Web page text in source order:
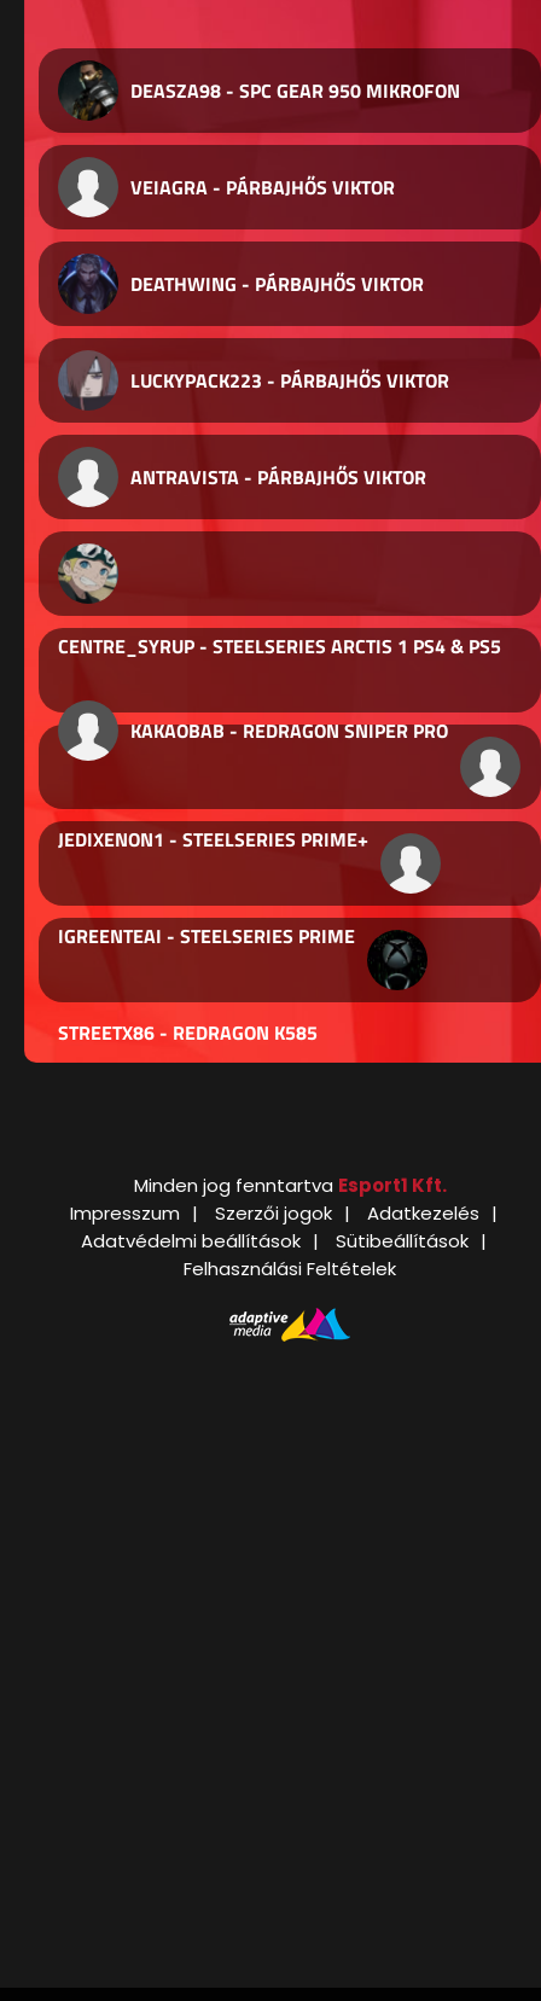
DEASZA98 - SPC GEAR 950 MIKROFON
VEIAGRA - PÁRBAJHŐS VIKTOR
DEATHWING - PÁRBAJHŐS VIKTOR
LUCKYPACK223 - PÁRBAJHŐS VIKTOR
ANTRAVISTA - PÁRBAJHŐS VIKTOR
CENTRE_SYRUP - STEELSERIES ARCTIS 1 PS4 & PS5
KAKAOBAB - REDRAGON SNIPER PRO
JEDIXENON1 - STEELSERIES PRIME+
IGREENTEAI - STEELSERIES PRIME
STREETX86 - REDRAGON K585
Minden jog fenntartva Esport1 Kft.
Impresszum
Szerzői jogok
Adatkezelés
Adatvédelmi beállítások
Sütibeállítások
Felhasználási Feltételek